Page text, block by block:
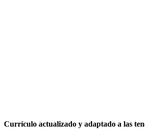
Currículo actualizado y adaptado a las